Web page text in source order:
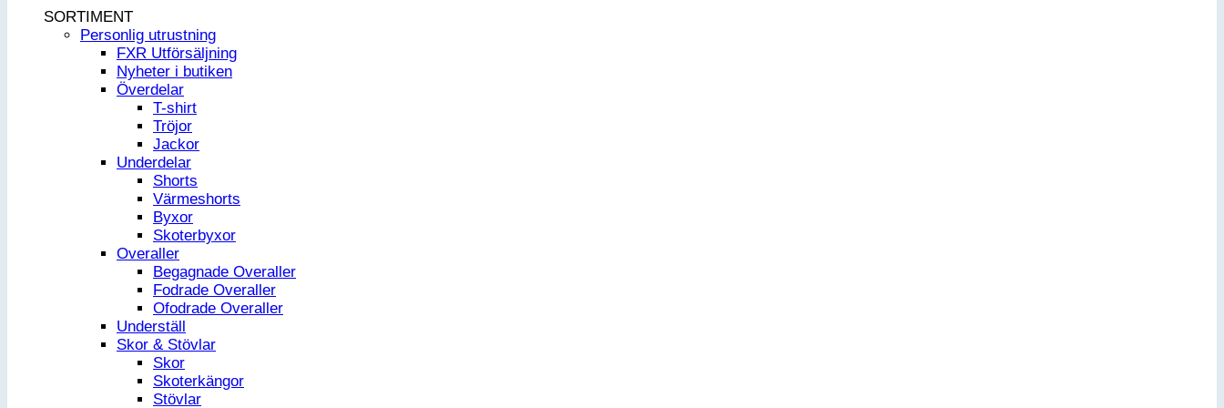
SORTIMENT
Personlig utrustning
FXR Utförsäljning
Nyheter i butiken
Överdelar
T-shirt
Tröjor
Jackor
Underdelar
Shorts
Värmeshorts
Byxor
Skoterbyxor
Overaller
Begagnade Overaller
Fodrade Overaller
Ofodrade Overaller
Underställ
Skor & Stövlar
Skor
Skoterkängor
Stövlar